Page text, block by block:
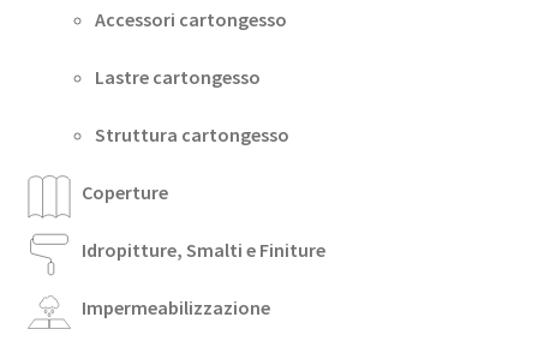
Accessori cartongesso
Lastre cartongesso
Struttura cartongesso
Coperture
Idropitture, Smalti e Finiture
Impermeabilizzazione